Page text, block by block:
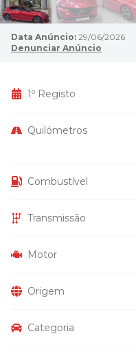
Data Anúncio: 29/06/2026
Denunciar Anúncio
1º Registo
Quilómetros
Combustível
Transmissão
Motor
Origem
Categoria